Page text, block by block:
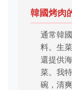
韓國烤肉
通常韓
料。生
還提供
菜。我
碗，清爽